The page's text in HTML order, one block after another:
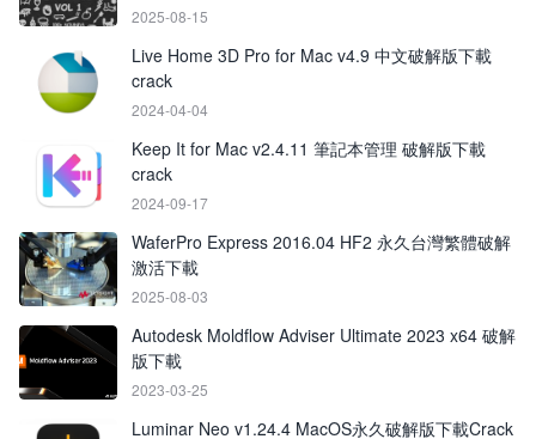
2025-08-15
Live Home 3D Pro for Mac v4.9 中文破解版下載
crack
2024-04-04
Keep It for Mac v2.4.11 筆記本管理 破解版下載
crack
2024-09-17
WaferPro Express 2016.04 HF2 永久台灣繁體破解
激活下載
2025-08-03
Autodesk Moldflow Adviser Ultimate 2023 x64 破解
版下載
2023-03-25
Luminar Neo v1.24.4 MacOS永久破解版下載Crack